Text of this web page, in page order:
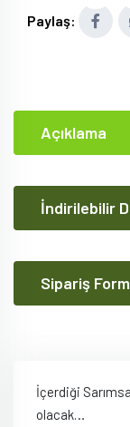
Paylaş:
Açıklama
İndirilebilir
Sipariş
İçerdiği
olacak…